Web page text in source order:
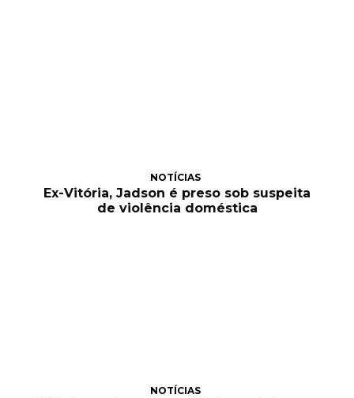
NOTÍCIAS
Ex-Vitória, Jadson é preso sob suspeita
de violência doméstica
NOTÍCIAS